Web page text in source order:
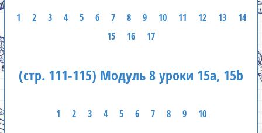
1 2 3 4 5 6 7 8 9 10 11 12 13
14
15
16 17
(стр. 111-115) Модуль 8 уроки 15а, 15b
1 2 3 4 5 6 7 8 9 10